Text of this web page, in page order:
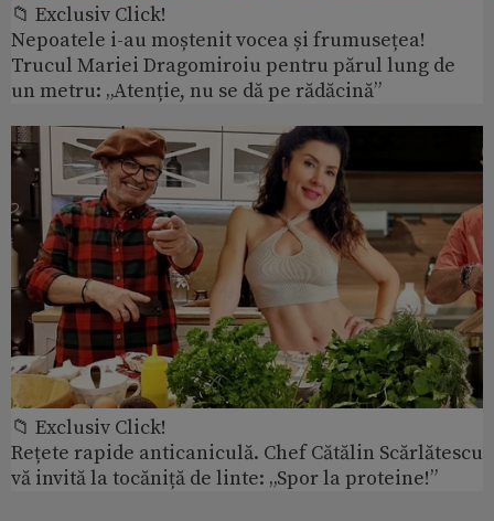
📁 Exclusiv Click!
Nepoatele i-au moștenit vocea și frumusețea!
Trucul Mariei Dragomiroiu pentru părul lung de
un metru: „Atenție, nu se dă pe rădăcină”
📁 Exclusiv Click!
Rețete rapide anticaniculă. Chef Cătălin Scărlătescu
vă invită la tocăniță de linte: „Spor la proteine!”